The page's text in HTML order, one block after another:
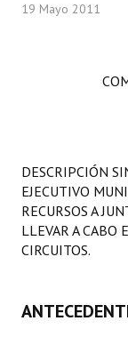
Comisiones
LEGISLACIÓN
Constitución
Constitución
Reglamento
19 Mayo 2011
DESCRIPCIÓN
EJECUTIVO
RECURSOS A
LLEVAR A CABO
CIRCUITOS.